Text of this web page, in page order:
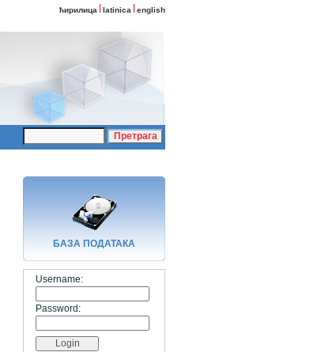
ћирилица latinica english
БАЗA ПОДАТАКА
Username:
Password: